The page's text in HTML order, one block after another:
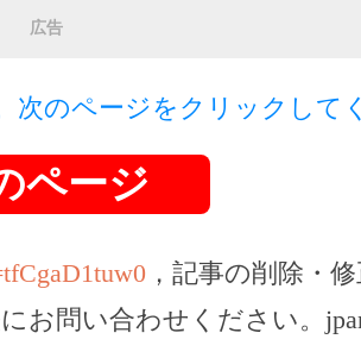
広告
次のページをクリックして
ページ
，記事の削除・
お問い合わせください。